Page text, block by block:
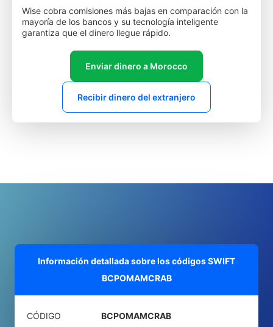
Wise cobra comisiones más bajas en comparación con la
mayoría de los bancos y su tecnología inteligente
garantiza que el dinero llegue rápido.
Enviar dinero a Morocco
Recibir dinero del extranjero
Información detallada sobre los códigos SWIFT
BCPOMAMCRAB
CÓDIGO
BCPOMAMCRAB